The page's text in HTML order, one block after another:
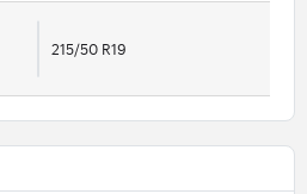
215/50 R19